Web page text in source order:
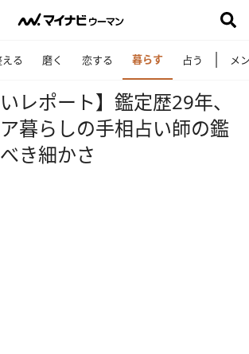
る 磨く 恋する 暮らす 占う メ
レポート】鑑定歴29年、
暮らしの手相占い師の鑑
き細かさ